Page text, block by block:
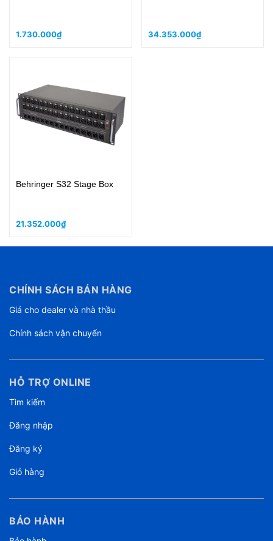
1.730.000₫ 34.353.000₫
Behringer S32 Stage Box
21.352.000₫
CHÍNH SÁCH BÁN HÀNG
Giá cho dealer và nhà thầu
Chính sách vận chuyển
HỖ TRỢ ONLINE
Tìm kiếm
Đăng nhập
Đăng ký
Giỏ hàng
BẢO HÀNH